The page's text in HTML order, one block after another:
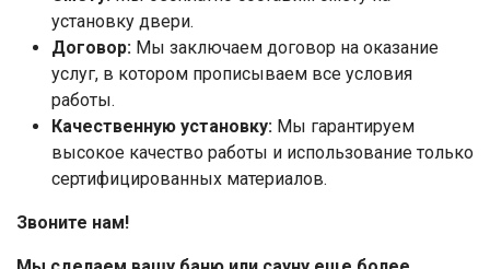
установку двери.
Договор: Мы заключаем договор на оказание
услуг, в котором прописываем все условия
работы.
Качественную установку: Мы гарантируем
высокое качество работы и использование только
сертифицированных материалов.
Звоните нам!